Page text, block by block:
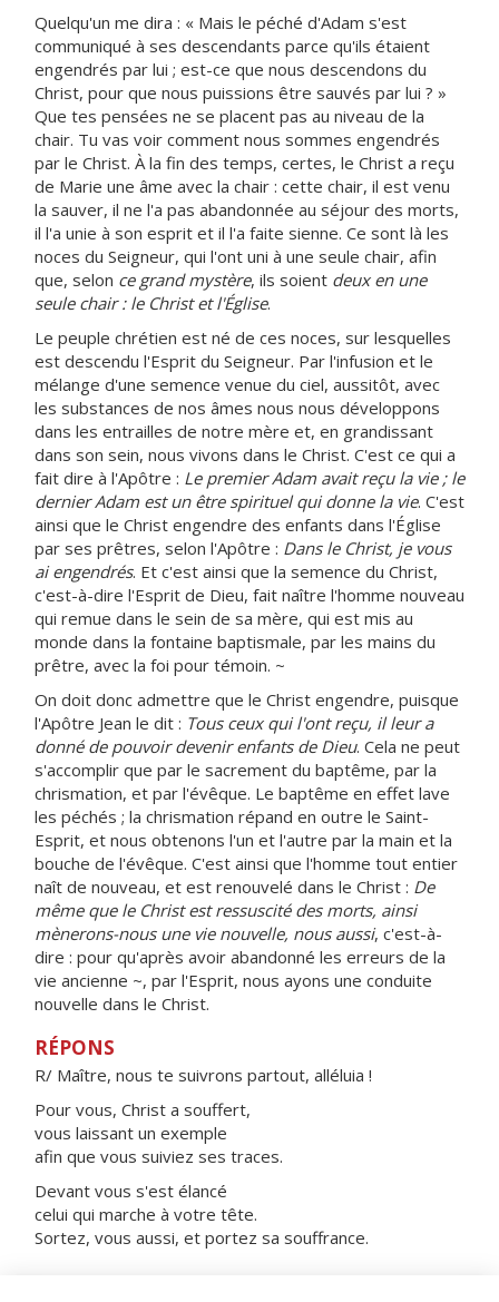
Quelqu'un me dira : « Mais le péché d'Adam s'est
communiqué à ses descendants parce qu'ils étaient
engendrés par lui ; est-ce que nous descendons du
Christ, pour que nous puissions être sauvés par lui ? »
Que tes pensées ne se placent pas au niveau de la
chair. Tu vas voir comment nous sommes engendrés
par le Christ. À la fin des temps, certes, le Christ a reçu
de Marie une âme avec la chair : cette chair, il est venu
la sauver, il ne l'a pas abandonnée au séjour des morts,
il l'a unie à son esprit et il l'a faite sienne. Ce sont là les
noces du Seigneur, qui l'ont uni à une seule chair, afin
que, selon ce grand mystère, ils soient deux en une
seule chair : le Christ et l'Église.
Le peuple chrétien est né de ces noces, sur lesquelles
est descendu l'Esprit du Seigneur. Par l'infusion et le
mélange d'une semence venue du ciel, aussitôt, avec
les substances de nos âmes nous nous développons
dans les entrailles de notre mère et, en grandissant
dans son sein, nous vivons dans le Christ. C'est ce qui a
fait dire à l'Apôtre : Le premier Adam avait reçu la vie ; le
dernier Adam est un être spirituel qui donne la vie. C'est
ainsi que le Christ engendre des enfants dans l'Église
par ses prêtres, selon l'Apôtre : Dans le Christ, je vous
ai engendrés. Et c'est ainsi que la semence du Christ,
c'est-à-dire l'Esprit de Dieu, fait naître l'homme nouveau
qui remue dans le sein de sa mère, qui est mis au
monde dans la fontaine baptismale, par les mains du
prêtre, avec la foi pour témoin. ~
On doit donc admettre que le Christ engendre, puisque
l'Apôtre Jean le dit : Tous ceux qui l'ont reçu, il leur a
donné de pouvoir devenir enfants de Dieu. Cela ne peut
s'accomplir que par le sacrement du baptême, par la
chrismation, et par l'évêque. Le baptême en effet lave
les péchés ; la chrismation répand en outre le Saint-
Esprit, et nous obtenons l'un et l'autre par la main et la
bouche de l'évêque. C'est ainsi que l'homme tout entier
naît de nouveau, et est renouvelé dans le Christ : De
même que le Christ est ressuscité des morts, ainsi
mènerons-nous une vie nouvelle, nous aussi, c'est-à-
dire : pour qu'après avoir abandonné les erreurs de la
vie ancienne ~, par l'Esprit, nous ayons une conduite
nouvelle dans le Christ.
RÉPONS
R/ Maître, nous te suivrons partout, alléluia !
Pour vous, Christ a souffert,
vous laissant un exemple
afin que vous suiviez ses traces.
Devant vous s'est élancé
celui qui marche à votre tête.
Sortez, vous aussi, et portez sa souffrance.